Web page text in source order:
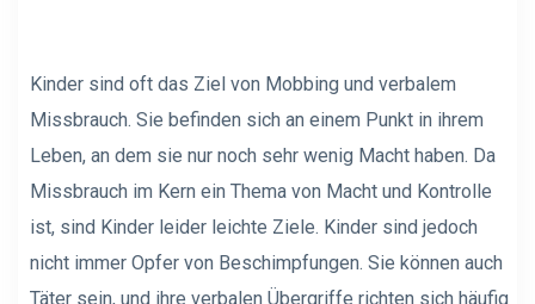
Kinder sind oft das Ziel von Mobbing und verbalem
Missbrauch. Sie befinden sich an einem Punkt in ihrem
Leben, an dem sie nur noch sehr wenig Macht haben. Da
Missbrauch im Kern ein Thema von Macht und Kontrolle
ist, sind Kinder leider leichte Ziele. Kinder sind jedoch
nicht immer Opfer von Beschimpfungen. Sie können auch
Täter sein, und ihre verbalen Übergriffe richten sich häufig